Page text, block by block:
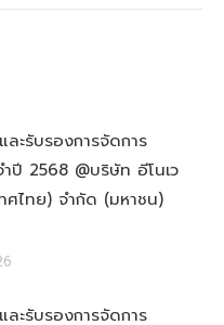
ะรับรองการจัดการ
ปี 2568 @บริษัท อีโนเว
ทศไทย) จำกัด (มหาชน)
ะรับรองการจัดการ